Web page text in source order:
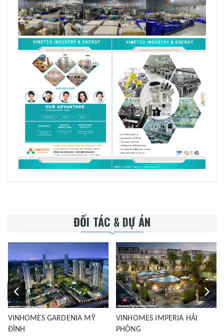
ĐỐI TÁC & DỰ ÁN
VINHOMES GARDENIA MỸ
ĐÌNH
VINHOMES IMPERIA HẢI
PHÒNG